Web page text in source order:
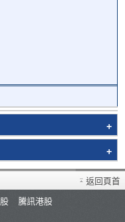
返回頁首
騰訊港股